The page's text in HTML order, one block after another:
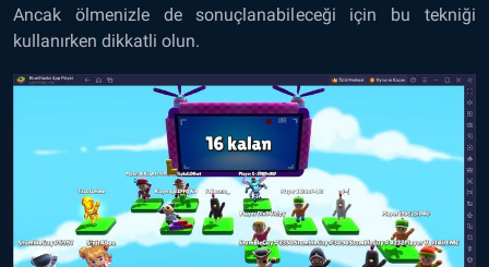
Ancak ölmenizle de sonuçlanabileceği için bu tekniği
kullanırken dikkatli olun.